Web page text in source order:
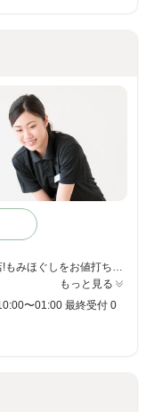
もっと見る
〜01:00 最終受付 0